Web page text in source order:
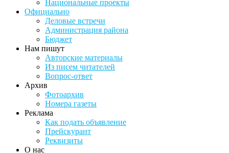
Национальные проекты
Официально
Деловые встречи
Администрация района
Бюджет
Нам пишут
Авторские материалы
Из писем читателей
Вопрос-ответ
Архив
Фотоархив
Номера газеты
Реклама
Как подать объявление
Прейскурант
Реквизиты
О нас